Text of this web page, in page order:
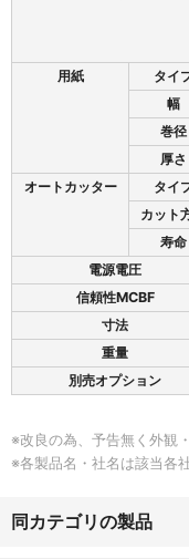
用紙
タイ
幅
巻径
厚さ
オートカッター
タイ
カット
寿命
電源電圧
信頼性MCBF
寸法
重量
別売オプション
※改良の為、予告無く外観
※各製品名・社名は該当各
同カテゴリの製品